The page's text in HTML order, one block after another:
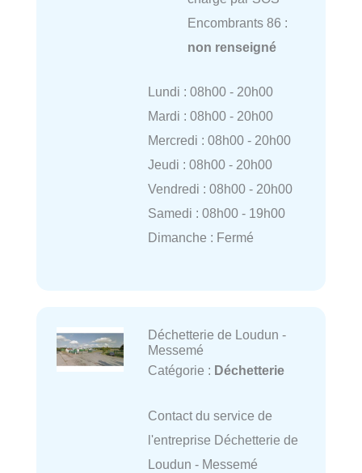
Encombrants 86 :
non renseigné
Lundi : 08h00 - 20h00
Mardi : 08h00 - 20h00
Mercredi : 08h00 - 20h00
Jeudi : 08h00 - 20h00
Vendredi : 08h00 - 20h00
Samedi : 08h00 - 19h00
Dimanche : Fermé
Déchetterie de Loudun -
Messemé
Catégorie : Déchetterie
Contact du service de
l'entreprise Déchetterie de
Loudun - Messemé